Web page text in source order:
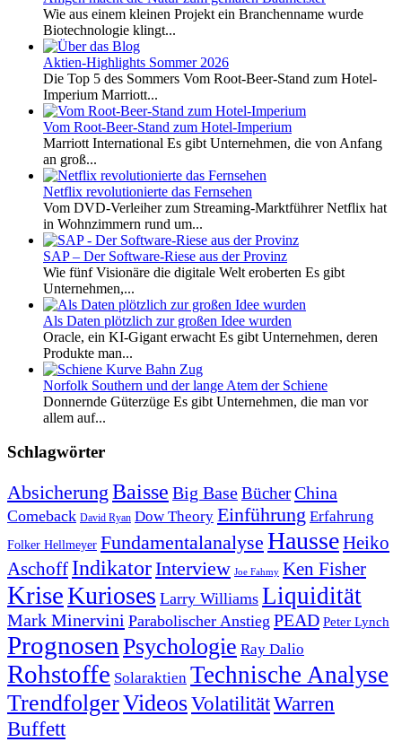
Wie aus einem kleinen Projekt ein Branchenname wurde
Biotechnologie klingt...
Aktien-Highlights Sommer 2026
Die Top 5 des Sommers Vom Root-Beer-Stand zum Hotel-
Imperium Marriott...
Vom Root-Beer-Stand zum Hotel-Imperium
Marriott International Es gibt Unternehmen, die von Anfang
an groß...
Netflix revolutionierte das Fernsehen
Vom DVD-Verleiher zum Streaming-Marktführer Netflix hat
in Wohnzimmern rund um...
SAP – Der Software-Riese aus der Provinz
Wie fünf Visionäre die digitale Welt eroberten Es gibt
Unternehmen,...
Als Daten plötzlich zur großen Idee wurden
Oracle, ein KI-Gigant erwacht Es gibt Unternehmen, deren
Produkte man...
Norfolk Southern und der lange Atem der Schiene
Donnernde Güterzüge Es gibt Unternehmen, die man vor
allem auf...
Schlagwörter
Absicherung Baisse Big BaseBücherChina
Comeback David Ryan Dow Theory Einführung Erfahrung
Folker Hellmeyer Fundamentalanalyse HausseHeiko
Aschoff IndikatorInterview Joe Fahmy Ken Fisher
KriseKurioses Larry Williams Liquidität
Mark Minervini Parabolischer Anstieg PEAD Peter Lynch
Prognosen Psychologie Ray Dalio
Rohstoffe Solaraktien Technische Analyse
TrendfolgerVideosVolatilitätWarren
Buffett